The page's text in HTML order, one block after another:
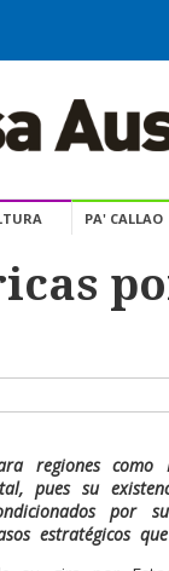
PA' CALLAO
regiones como
pues su
por
estratégicos